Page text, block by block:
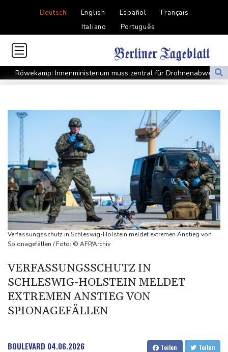
Deutsch English Español
Français
Italiano
Português
Röwekamp: Innenministerium muss zentral für Drohnenabwehr
zuständig sein
Staatsbürgerschaft
Erdogan reist zu Dreier-Gipfel mit Pakistan nach Saudi-Arabien
58 Soldaten im Jemen bei Huthi-Angriffen getötet - Regierung
kündigt Vergeltung an
UEFA hält an FIFA-Boykott fest - CAF hält zu Infantino
Jemen: 38 Soldaten bei Huthi-Angriffen getötet - Regierung
kündigt Vergeltung an
Mindestens zwei Tote bei Bombenexplosion in Kleinbus nahe
Damaskus
Real Madrid verlängert mit Vinicius Jr. bis 2032
Syrische Staatsmedien: Bombe in Kleinbus nahe Damaskus
explodiert
Verfassungsschutz in Schleswig-Holstein meldet extremen Anstieg von
Spionagefällen / Foto: © AFP/Archiv
VERFASSUNGSSCHUTZ IN
SCHLESWIG-HOLSTEIN MELDET
EXTREMEN ANSTIEG VON
SPIONAGEFÄLLEN
BOULEVARD 04.06.2026 Teilen Teilen